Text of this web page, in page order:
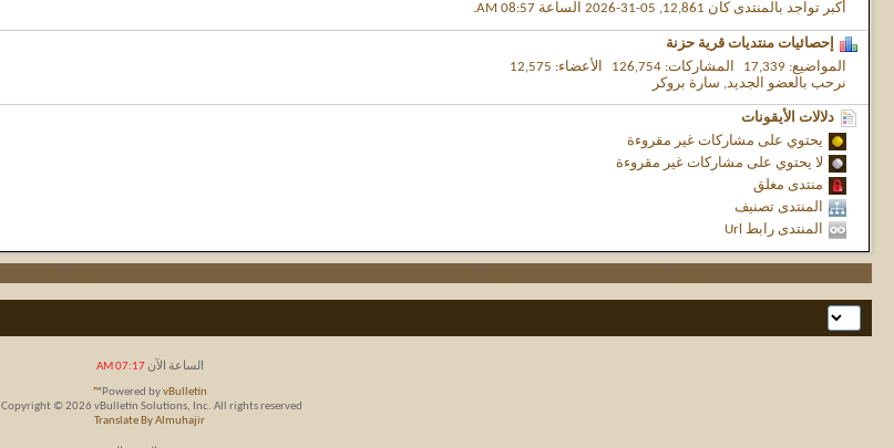
أكبر تواجد بالمنتدى كان 12,861, 05-31-2026 الساعة
08:57 AM
.
إحصائيات منتديات قرية حزنة
المواضيع 17,339 المشاركات 126,754 الأعضاء
12,575
نرحب بالعضو الجديد, سارة بروكر
دلالات الأيقونات
يحتوي على مشاركات غير مقروءة
لا يحتوي على مشاركات غير مقروءة
منتدى مغلق
المنتدى تصنيف
المنتدى رابط Url
الساعة الآن07:17 AM
Powered byvBulletin™
Copyright © 2026 vBulletin Solutions, Inc. All rights reserved.
Translate By Almuhajir